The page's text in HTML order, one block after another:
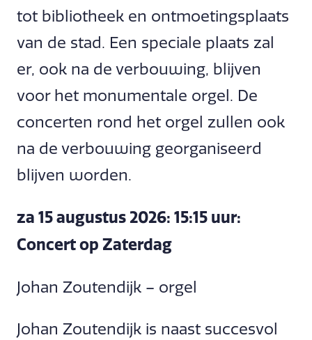
tot bibliotheek en ontmoetingsplaats
van de stad. Een speciale plaats zal
er, ook na de verbouwing, blijven
voor het monumentale orgel. De
concerten rond het orgel zullen ook
na de verbouwing georganiseerd
blijven worden.
za 15 augustus 2026: 15:15 uur:
Concert op Zaterdag
Johan Zoutendijk – orgel
Johan Zoutendijk is naast succesvol